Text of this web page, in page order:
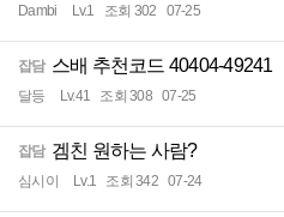
Dambi Lv.1 조회 302 07-25
잡담 스배 추천코드 40404-49241
달등 Lv.41 조회 308 07-25
잡담 겜친 원하는 사람?
심시이 Lv.1 조회 342 07-24